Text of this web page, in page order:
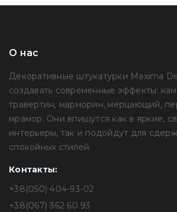
О нас
Декоративные штукатурки Maxima
создавать современные эффекты:
травертин, марморин, мерцающий,
мрамор. Они впишутся как в яркие,
интерьеры, так и подойдут для
спокойных стилей.
Контакты:
+38(050) 404-93-02
+38(067) 362 60 93